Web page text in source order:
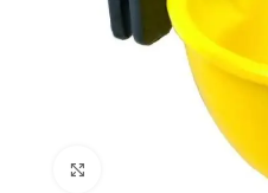
Haga clic para ampliar